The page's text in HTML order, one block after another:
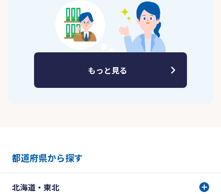
もっと見る
都道府県から探す
北海道・東北